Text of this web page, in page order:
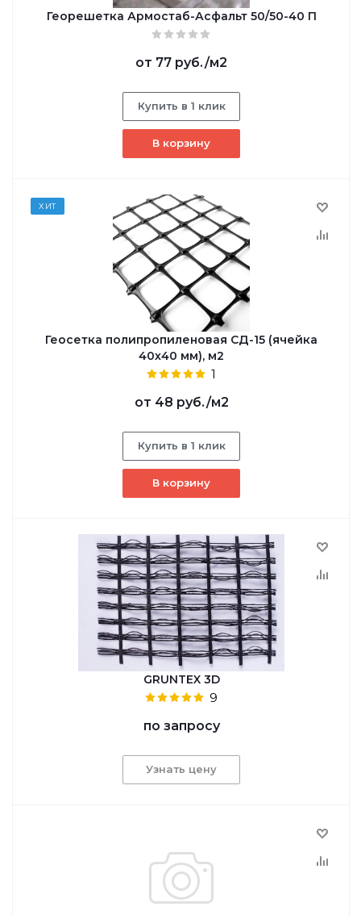
Георешетка Армостаб-Асфальт 50/50-40 П
от 77 руб./м2
Купить в 1 клик
В корзину
ХИТ
Геосетка полипропиленовая СД-15 (ячейка
40х40 мм), м2
1
от 48 руб./м2
Купить в 1 клик
В корзину
GRUNTEX 3D
9
по запросу
Узнать цену